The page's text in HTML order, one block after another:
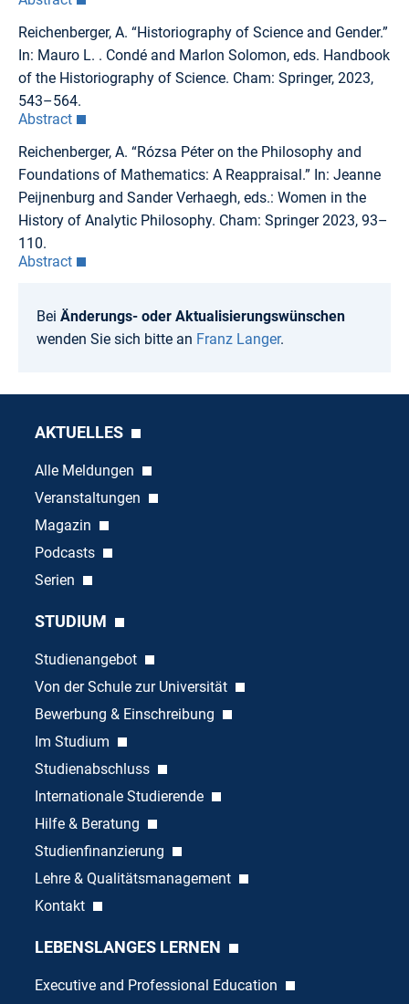
Reichenberger, A. “Historiography of Science and Gender.”
In: Mauro L. . Condé and Marlon Solomon, eds. Handbook
of the Historiography of Science. Cham: Springer, 2023,
543–564.
Abstract
Reichenberger, A. “Rózsa Péter on the Philosophy and
Foundations of Mathematics: A Reappraisal.” In: Jeanne
Peijnenburg and Sander Verhaegh, eds.: Women in the
History of Analytic Philosophy. Cham: Springer 2023, 93–
110.
Abstract
Bei Änderungs- oder Aktualisierungswünschen
wenden Sie sich bitte an Franz Langer.
AKTUELLES
Alle Meldungen
Veranstaltungen
Magazin
Podcasts
Serien
STUDIUM
Studienangebot
Von der Schule zur Universität
Bewerbung & Einschreibung
Im Studium
Studienabschluss
Internationale Studierende
Hilfe & Beratung
Studienfinanzierung
Lehre & Qualitätsmanagement
Kontakt
LEBENSLANGES LERNEN
Executive and Professional Education